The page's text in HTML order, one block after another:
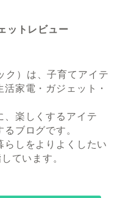
ットレビュー
ク）は、子育てアイテ
家電・ガジェット・
、楽しくするアイテ
ブログです。
しをよりよくしたい
ています。